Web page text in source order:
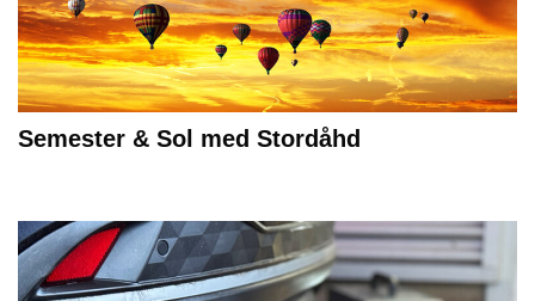
Semester & Sol med Stordåhd